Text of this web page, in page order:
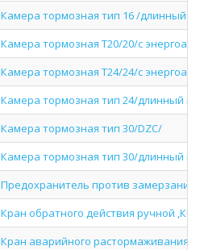
Камера тормозная тип 16 /длинный
Камера тормозная Т20/20/с
Камера тормозная Т24/24/с
Камера тормозная тип 24/длинный
Камера тормозная тип 30/DZC/
Камера тормозная тип 30/длинный
Предохранитель против замерзания
Кран обратного действия ручной
Кран аварийного растормаживания